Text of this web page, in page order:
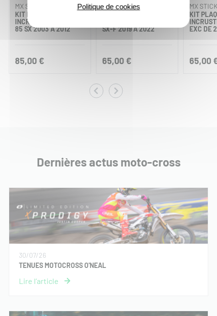
MX STICKERS
KIT PLAQUES À N°
INCRUSTÉ FUEL - KTM
85 SX 2003 À 2012
85,00 €
MX STICKERS
SX-F 2019 À 2022
65,00 €
MX
KIT
EXC DE
65,00
Dernières actus moto-cross
30/07/26
TENUES MOTOCROSS O'NEAL
Politique de cookies